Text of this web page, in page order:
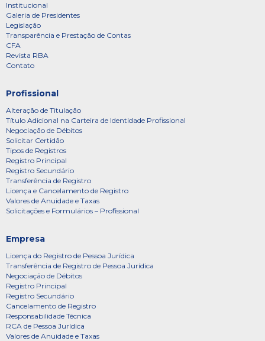
Institucional
Galeria de Presidentes
Legislação
Transparência e Prestação de Contas
CFA
Revista RBA
Contato
Profissional
Alteração de Titulação
Título Adicional na Carteira de Identidade Profissional
Negociação de Débitos
Solicitar Certidão
Tipos de Registros
Registro Principal
Registro Secundário
Transferência de Registro
Licença e Cancelamento de Registro
Valores de Anuidade e Taxas
Solicitações e Formulários – Profissional
Empresa
Licença do Registro de Pessoa Jurídica
Transferência de Registro de Pessoa Jurídica
Negociação de Débitos
Registro Principal
Registro Secundário
Cancelamento de Registro
Responsabilidade Técnica
RCA de Pessoa Jurídica
Valores de Anuidade e Taxas